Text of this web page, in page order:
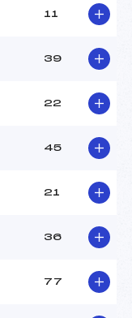
-6
15.2900
11
39
22
45
21
36
77